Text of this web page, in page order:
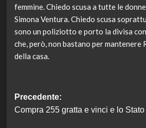
femmine. Chiedo scusa a tutte le
Simona Ventura. Chiedo scusa
sono un poliziotto e porto la divisa con
che, però, non bastano per mantenere
della casa.
Navigazione
articolo
Precedente:
Compra 255 gratta e vinci e lo